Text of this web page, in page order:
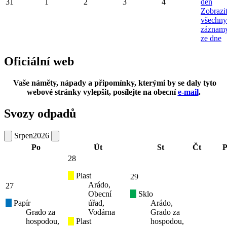
31 1 2 3 4
den
Zobrazit
všechny
ze dne
Oficiální web
Vaše náměty, nápady a připomínky, kterými by se daly tyto
webové stránky vylepšit, posílejte na obecníe-mail.
Svozy odpadů
Srpen2026
Po
Út St Čt
27
Papír
Grado za
hospodou,
28
Plast
Arádo,
Obecní
úřad,
Vodárna
Plast
29
Sklo
Arádo,
Grado za
hospodou,